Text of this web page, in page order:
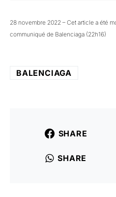
28 novembre 2022 – Cet article a été
communiqué de Balenciaga (22h16)
BALENCIAGA
SHARE
SHARE